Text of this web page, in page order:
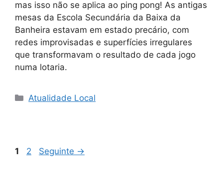
mas isso não se aplica ao ping pong! As antigas
mesas da Escola Secundária da Baixa da
Banheira estavam em estado precário, com
redes improvisadas e superfícies irregulares
que transformavam o resultado de cada jogo
numa lotaria.
Categorias
Atualidade Local
Página
1 Página
2 Seguinte →